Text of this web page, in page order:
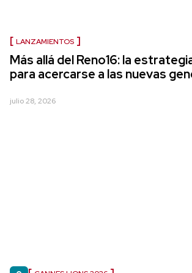
LANZAMIENTOS
Más allá del Reno16: la
para acercarse a las nuevas
julio 28, 2026